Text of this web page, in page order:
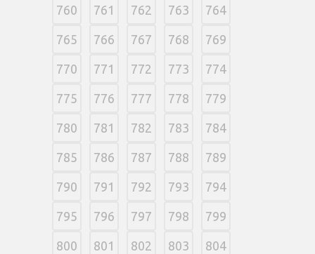
760 761 762 763 764
765 766 767 768 769
770 771 772 773 774
775 776 777 778 779
780 781 782 783 784
785 786 787 788 789
790 791 792 793 794
795 796 797 798 799
800 801 802 803 804